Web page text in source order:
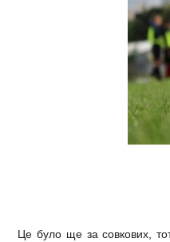
Це було ще за совкових,